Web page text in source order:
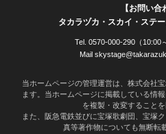
【お問い合
タカラヅカ・スカイ・ステ
Tel. 0570-000-290（10:00
Mail
当ホームページの管理運営は、株式会社
ます。当ホームページに掲載している情
を複製・改変することを
また、阪急電鉄並びに宝塚歌劇団、宝塚
真等著作物についても無断転